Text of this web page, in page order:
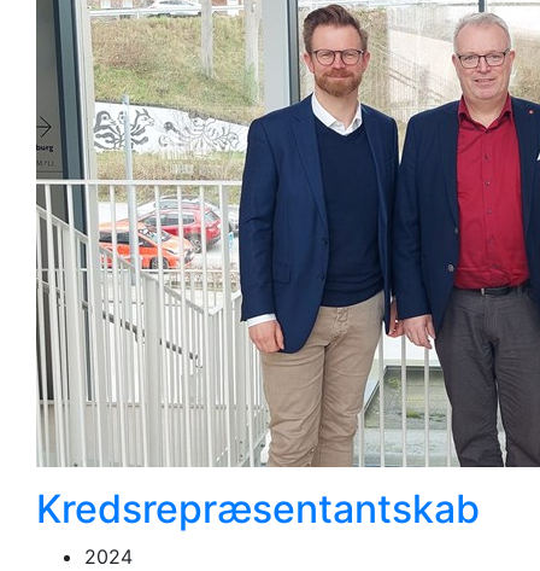
Kredsrepræsentantskab
2024